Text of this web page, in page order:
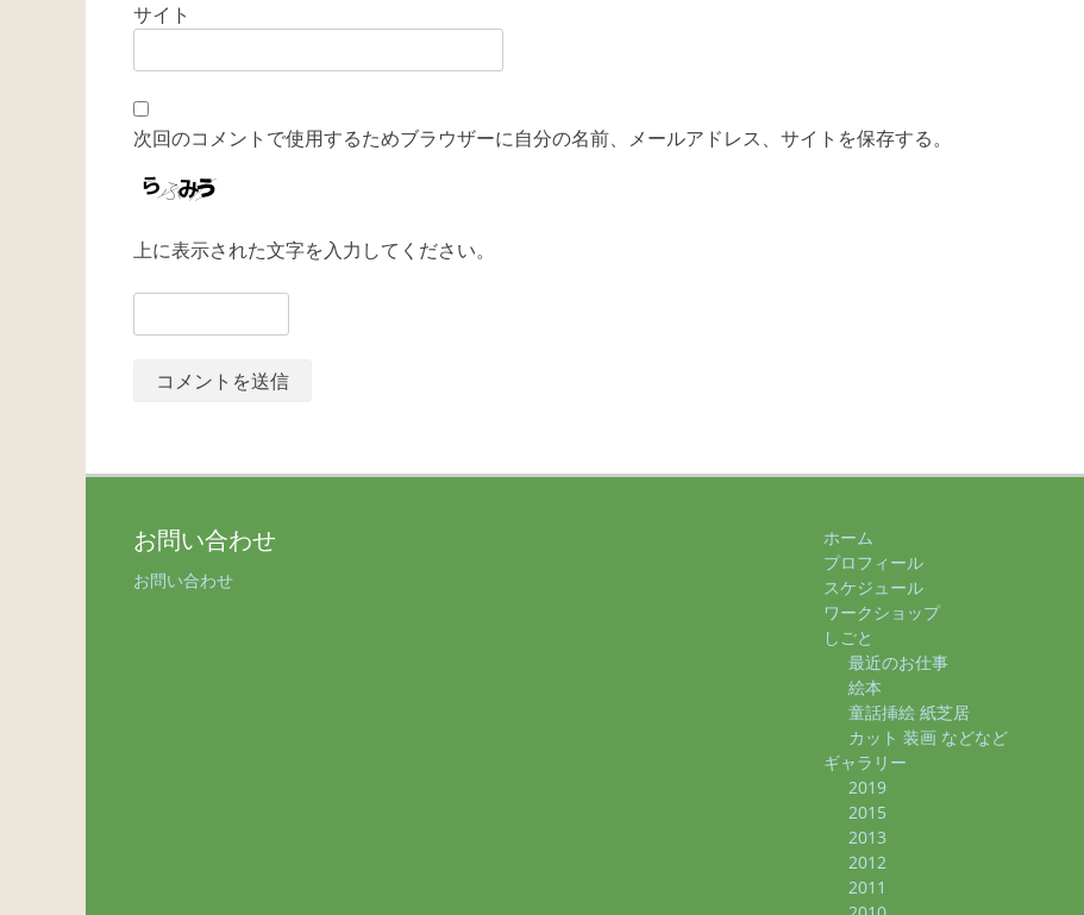
サイト
次回のコメントで使用するためブラウザーに自分の名前、メールアドレス、サイトを保存する。
上に表示された文字を入力してください。
お問い合わせ
お問い合わせ
ホーム
プロフィール
スケジュール
ワークショップ
しごと
最近のお仕事
絵本
童話挿絵 紙芝居
カット 装画 などなど
ギャラリー
2019
2015
2013
2012
2011